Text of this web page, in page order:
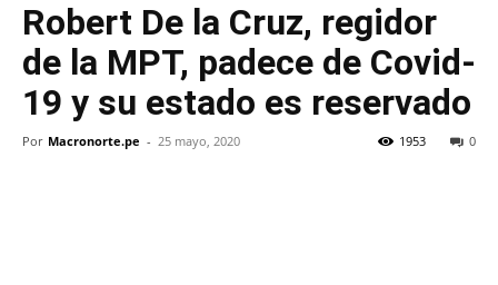
Robert De la Cruz, regidor
de la MPT, padece de Covid-
19 y su estado es reservado
Por Macronorte.pe - 25 mayo, 2020 0
1953